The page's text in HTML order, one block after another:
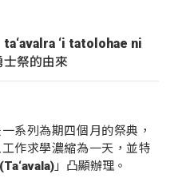
ta‘avalra ‘i tatolohae ni
士祭的由來
系列為期四個月的祭典，
作求學濃縮為一天，並特
」凸顯辦理。